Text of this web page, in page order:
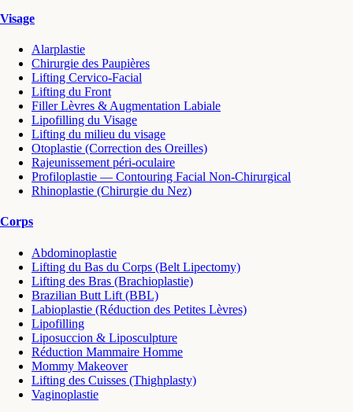
Visage
Alarplastie
Chirurgie des Paupières
Lifting Cervico-Facial
Lifting du Front
Filler Lèvres & Augmentation Labiale
Lipofilling du Visage
Lifting du milieu du visage
Otoplastie (Correction des Oreilles)
Rajeunissement péri-oculaire
Profiloplastie — Contouring Facial Non-Chirurgical
Rhinoplastie (Chirurgie du Nez)
Corps
Abdominoplastie
Lifting du Bas du Corps (Belt Lipectomy)
Lifting des Bras (Brachioplastie)
Brazilian Butt Lift (BBL)
Labioplastie (Réduction des Petites Lèvres)
Lipofilling
Liposuccion & Liposculpture
Réduction Mammaire Homme
Mommy Makeover
Lifting des Cuisses (Thighplasty)
Vaginoplastie